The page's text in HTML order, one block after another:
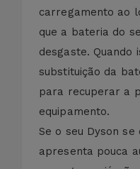
carregamento ao
que a bateria do
desgaste. Quando
substituição da
para recuperar a
equipamento.
Se o seu Dyson se
apresenta pouca